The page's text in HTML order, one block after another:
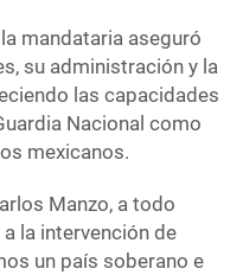
mandataria aseguró
su administración y la
las capacidades
Nacional como
mexicanos.
Manzo, a todo
la intervención de
un país soberano e